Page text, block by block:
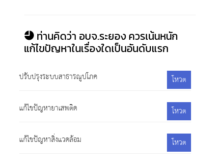
ท่านคิดว่า อบจ.ระยอง ควรเน้นหนัก
แก้ไขปัญหาในเรื่องใดเป็นอันดับแรก
ปรับปรุงระบบสาธารณูปโภค โหวต
แก้ไขปัญหายาเสพติด โหวต
แก้ไขปัญหาสิ่งแวดล้อม โหวต